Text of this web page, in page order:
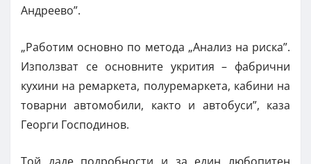
Андреево”.
„Работим основно по метода „Анализ на риска”.
Използват се основните укрития – фабрични
кухини на ремаркета, полуремаркета, кабини на
товарни автомобили, както и автобуси”, каза
Георги Господинов.